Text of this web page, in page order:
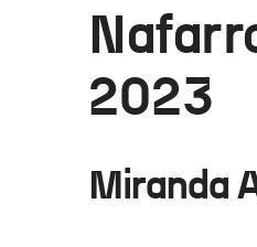
2023
Miranda